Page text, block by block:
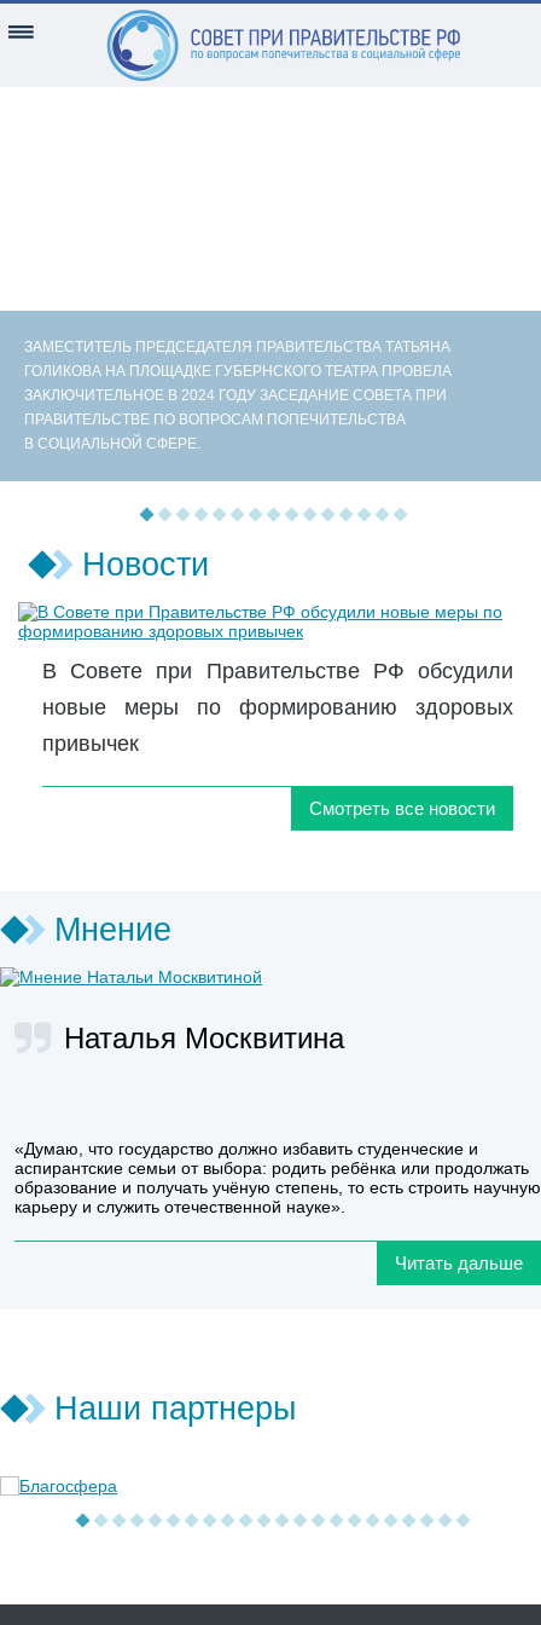
ЗАМЕСТИТЕЛЬ ПРЕДСЕДАТЕЛЯ ПРАВИТЕЛЬСТВА ТАТЬЯНА
ГОЛИКОВА НА ПЛОЩАДКЕ ГУБЕРНСКОГО ТЕАТРА ПРОВЕЛА
ЗАКЛЮЧИТЕЛЬНОЕ В 2024 ГОДУ ЗАСЕДАНИЕ СОВЕТА ПРИ
ПРАВИТЕЛЬСТВЕ ПО ВОПРОСАМ ПОПЕЧИТЕЛЬСТВА
В СОЦИАЛЬНОЙ СФЕРЕ.
Новости
В Совете при Правительстве РФ обсудили
новые меры по формированию здоровых
привычек
Смотреть все новости
Мнение
Наталья Москвитина
«Думаю, что государство должно избавить студенческие и
аспирантские семьи от выбора: родить ребёнка или продолжать
образование и получать учёную степень, то есть строить научную
карьеру и служить отечественной науке».
Читать дальше
Наши партнеры